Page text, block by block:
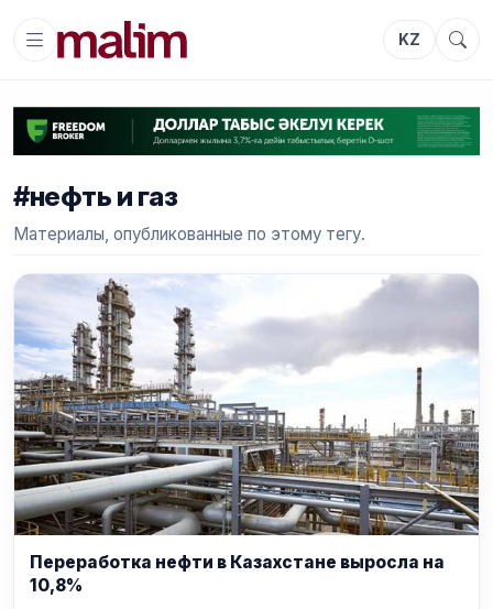
KZ
#нефть и газ
Материалы, опубликованные по этому тегу.
Переработка нефти в Казахстане выросла на
10,8%